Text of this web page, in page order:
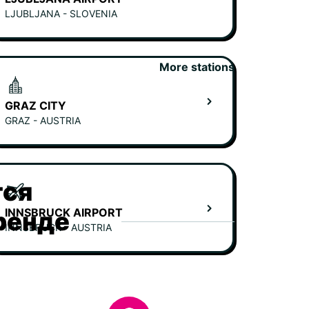
LJUBLJANA - SLOVENIA
GRAZ CITY
GRAZ - AUSTRIA
INNSBRUCK AIRPORT
INNSBRUCK - AUSTRIA
More stations